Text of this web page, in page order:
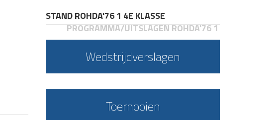
STAND ROHDA'76 1 4E KLASSE
PROGRAMMA/UITSLAGEN ROHDA'76 1
Wedstrijdverslagen
Toernooien